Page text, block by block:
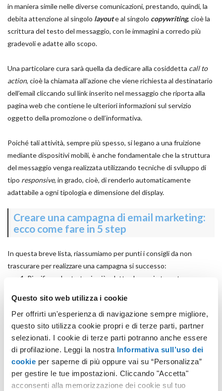
Questo sito web utilizza i cookie
Per offrirti un'esperienza di navigazione sempre migliore,
questo sito utilizza cookie propri e di terze parti, partner
selezionati. I cookie di terze parti potranno anche essere
di profilazione. Leggi la nostra Informativa sull’uso dei
cookie per saperne di più oppure vai su “Personalizza”
per gestire le tue impostazioni. Cliccando "Accetta"
acconsenti alla memorizzazione dei cookie sul tuo
in maniera simile nelle diverse comunicazioni, prestando, quindi, la
debita attenzione al singolo layoute al singolo copywriting, cioè la
scrittura del testo del messaggio, con le immagini a corredo più
gradevoli e adatte allo scopo.
Una particolare cura sarà quella da dedicare alla cosiddetta call to
action, cioè la chiamata all’azione che viene richiesta al destinatario
dell’email cliccando sul link inserito nel messaggio che riporta alla
pagina web che contiene le ulteriori informazioni sul servizio
oggetto della promozione o dell’informativa.
Poiché tali attività, sempre più spesso, si legano a una fruizione
mediante dispositivi mobili, è anche fondamentale che la struttura
del messaggio venga realizzata utilizzando tecniche di sviluppo di
tipo responsive, in grado, cioè, di renderlo automaticamente
adattabile a ogni tipologia e dimensione del display.
Creare una campagna di email marketing:
ecco come fare in 5 step
In questa breve lista, riassumiamo per punti i consigli da non
trascurare per realizzare una campagna si successo:
Pianificare la strategia più adatta al proprio target;
target con gli obiettivi del messaggio;
Creare le email con un design responsive;
Prestare la debita attenzione a tutti i parametri delle
campagne;
Programmare l'invio dell’email al momento giusto, con una
frequenza non troppo dilatata e non troppo compressa nel
tempo.